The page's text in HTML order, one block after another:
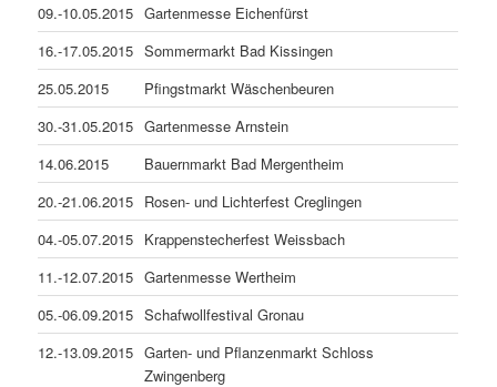
09.-10.05.2015 Gartenmesse Eichenfürst
16.-17.05.2015 Sommermarkt Bad Kissingen
25.05.2015
Pfingstmarkt Wäschenbeuren
30.-31.05.2015 Gartenmesse Arnstein
14.06.2015
Bauernmarkt Bad Mergentheim
20.-21.06.2015 Rosen- und Lichterfest Creglingen
04.-05.07.2015 Krappenstecherfest Weissbach
11.-12.07.2015 Gartenmesse Wertheim
05.-06.09.2015 Schafwollfestival Gronau
12.-13.09.2015 Garten- und Pflanzenmarkt Schloss
Zwingenberg